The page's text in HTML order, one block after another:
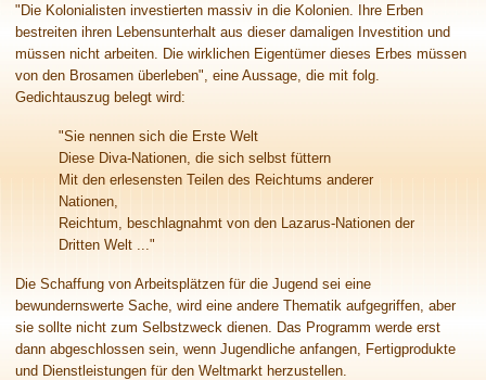
"Die Kolonialisten investierten massiv in die Kolonien. Ihre Erben
bestreiten ihren Lebensunterhalt aus dieser damaligen Investition und
müssen nicht arbeiten. Die wirklichen Eigentümer dieses Erbes müssen
von den Brosamen überleben", eine Aussage, die mit folg.
Gedichtauszug belegt wird:
"Sie nennen sich die Erste Welt
Diese Diva-Nationen, die sich selbst füttern
Mit den erlesensten Teilen des Reichtums anderer
Nationen,
Reichtum, beschlagnahmt von den Lazarus-Nationen der
Dritten Welt ..."
Die Schaffung von Arbeitsplätzen für die Jugend sei eine
bewundernswerte Sache, wird eine andere Thematik aufgegriffen, aber
sie sollte nicht zum Selbstzweck dienen. Das Programm werde erst
dann abgeschlossen sein, wenn Jugendliche anfangen, Fertigprodukte
und Dienstleistungen für den Weltmarkt herzustellen.